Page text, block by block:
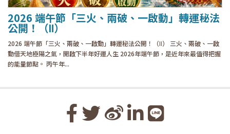
2026 端午節「三火、兩破、一啟動」轉運秘法
公開！（Ⅱ）
2026 端午節「三火、兩破、一啟動」轉運秘法公開！（Ⅱ） 三火、兩破、一啟
動借天地極陽之氣，開啟下半年好運人生 2026年端午節，是近年來最值得把握
的能量節點。 丙午年...